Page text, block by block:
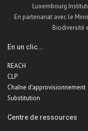
Luxembourg
En partenariat avec le
Biodiversité
En un clic...
REACH
CLP
Chaîne d'approvisionnement
Substitution
Centre de ressources